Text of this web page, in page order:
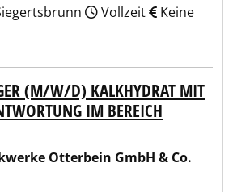
Vollzeit
Keine
(M/W/D) KALKHYDRAT MIT
IM BEREICH
Otterbein GmbH & Co.